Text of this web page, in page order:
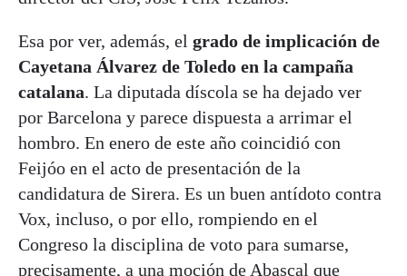
Esa por ver, además, el grado de implicación de
Cayetana Álvarez de Toledo en la campaña
catalana. La diputada díscola se ha dejado ver
por Barcelona y parece dispuesta a arrimar el
hombro. En enero de este año coincidió con
Feijóo en el acto de presentación de la
candidatura de Sirera. Es un buen antídoto contra
Vox, incluso, o por ello, rompiendo en el
Congreso la disciplina de voto para sumarse,
precisamente, a una moción de Abascal que